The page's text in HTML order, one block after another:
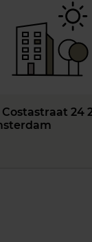
Costastraat 24